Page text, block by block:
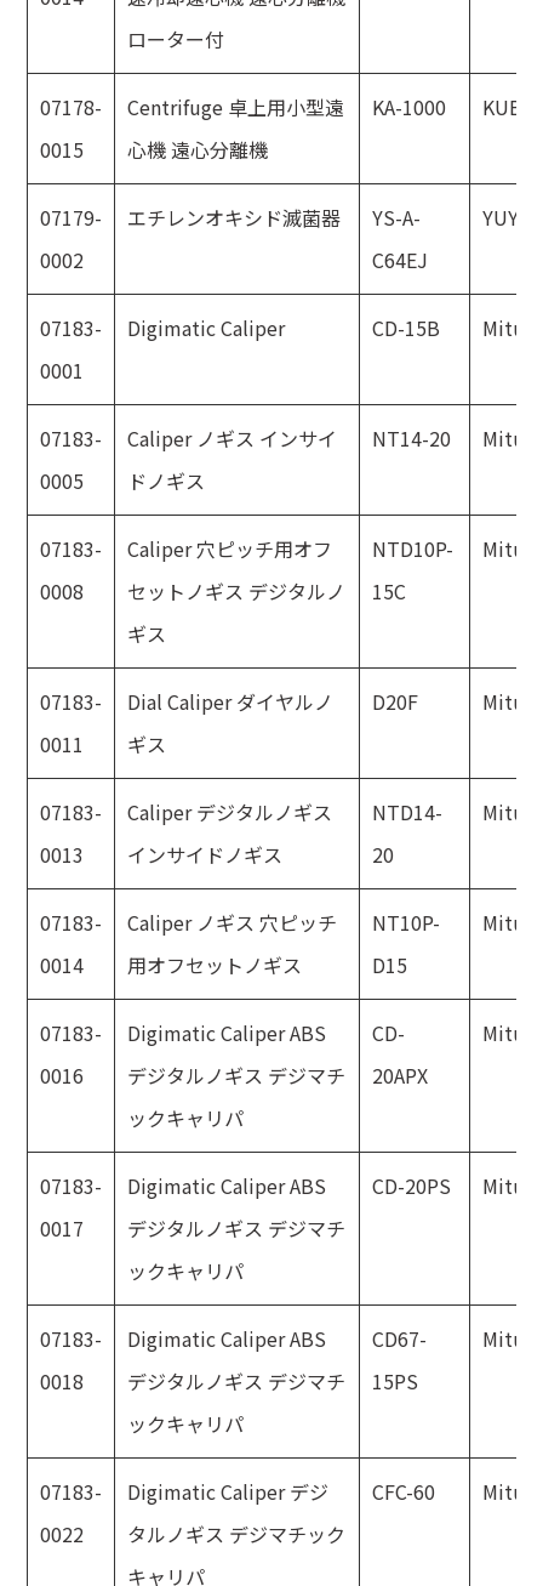
ローター付
07178-
0015
Centrifuge 卓上用小型遠
心機 遠心分離機
KA-1000
07179-
0002
エチレンオキシド滅菌器
YS-A-
C64EJ
07183-
0001
Digimatic Caliper CD-15B
07183-
0005
Caliper ノギス インサイ
ドノギス
NT14-20
07183-
0008
Caliper 穴ピッチ用オフ
セットノギス デジタルノ
ギス
NTD10P-
15C
07183-
0011
Dial Caliper ダイヤルノ
ギス
D20F
07183-
0013
Caliper デジタルノギス
インサイドノギス
NTD14-
20
07183-
0014
Caliper ノギス 穴ピッチ
用オフセットノギス
NT10P-
D15
07183-
0016
Digimatic Caliper ABS
デジタルノギス デジマチ
ックキャリパ
CD-
20APX
07183-
0017
Digimatic Caliper ABS
デジタルノギス デジマチ
ックキャリパ
CD-20PS
07183-
0018
Digimatic Caliper ABS
デジタルノギス デジマチ
ックキャリパ
CD67-
15PS
07183-
0022
Digimatic Caliper デジ
タルノギス デジマチック
キャリパ
CFC-60